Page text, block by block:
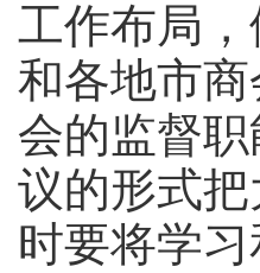
工作布局
和各地市
会的监督
议的形式
时要将学